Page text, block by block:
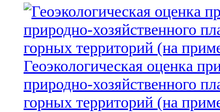
Геоэкологическая оценка
природно-хозяйственного
горных территорий (на